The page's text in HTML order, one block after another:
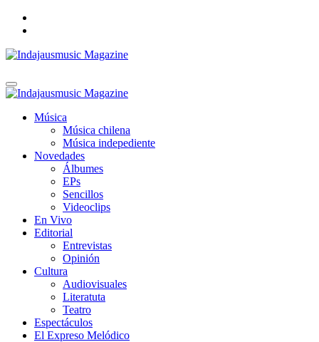
Música, Cultura y Espectáculos
Música
Música chilena
Música indepediente
Novedades
Álbumes
EPs
Sencillos
Videoclips
En Vivo
Editorial
Entrevistas
Opinión
Cultura
Audiovisuales
Literatuta
Teatro
Espectáculos
El Expreso Melódico